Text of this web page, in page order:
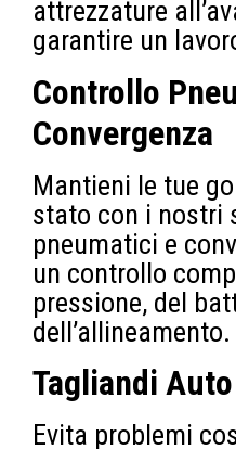
attrezzature
garantire un
Controllo
Convergenza
Mantieni le tue
stato con i nostri
pneumatici e
un controllo
pressione, del
dell’allineamento.
Tagliandi Auto
Evita problemi